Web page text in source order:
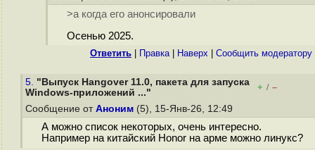
>а когда его анонсировали
Осенью 2025.
Ответить Правка| Наверх Cообщить модератору
5. "Выпуск Hangover 11.0, пакета для запуска
Windows-приложений ..."
+ / –
Сообщение от Аноним (5), 15-Янв-26, 12:49
А можно список некоторых, очень интересно.
Например на китайский Honor на арме можно линукс?